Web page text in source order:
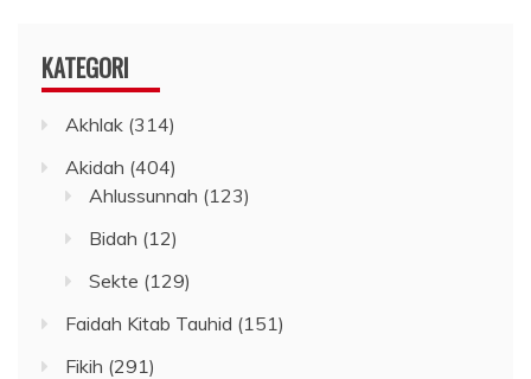
KATEGORI
Akhlak (314)
Akidah (404)
Ahlussunnah (123)
Bidah (12)
Sekte (129)
Faidah Kitab Tauhid (151)
Fikih (291)